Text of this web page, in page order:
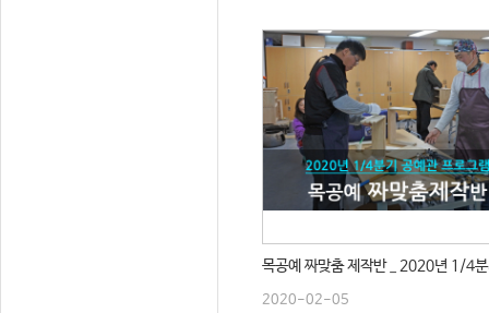
목공예 짜맞춤 제작반 _ 2020년 1/4
2020-02-05